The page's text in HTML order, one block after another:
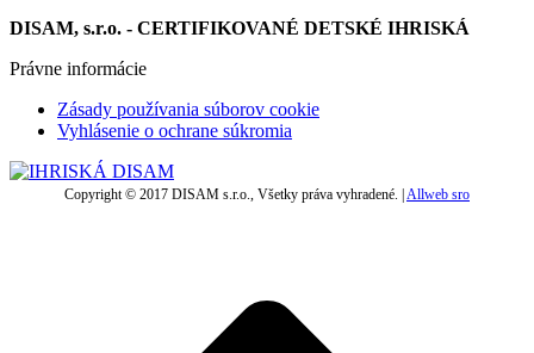
DISAM, s.r.o. - CERTIFIKOVANÉ DETSKÉ IHRISKÁ
Právne informácie
Zásady používania súborov cookie
Vyhlásenie o ochrane súkromia
Copyright © 2017 DISAM s.r.o., Všetky práva vyhradené. | Allweb sro